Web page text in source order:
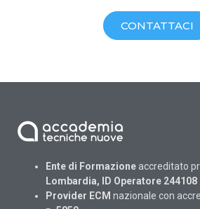
CONTATTACI
Ente di Formazione accreditato
Lombardia, ID Operatore 244108
Provider ECM nazionale con